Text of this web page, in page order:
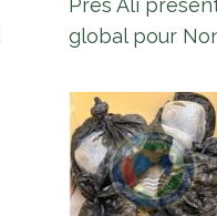
Pres Ali
global pour